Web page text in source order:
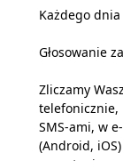
Każdego
Głosowanie
Zliczamy
telefonicznie,
SMS-ami, w
(Android,